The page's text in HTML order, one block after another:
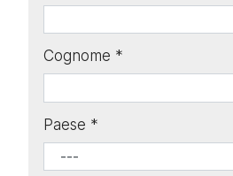
Cognome *
Paese *